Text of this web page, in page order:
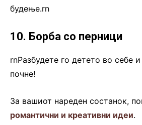
будење.rn
10. Борба со перници
rnРазбудете го детето во себе
почне!
За вашиот нареден состанок,
романтични и креативни идеи.